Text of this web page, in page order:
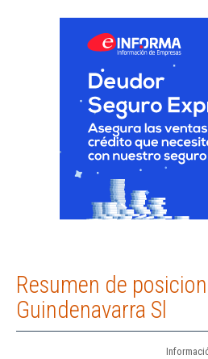
Resumen de
Guindenavarra Sl